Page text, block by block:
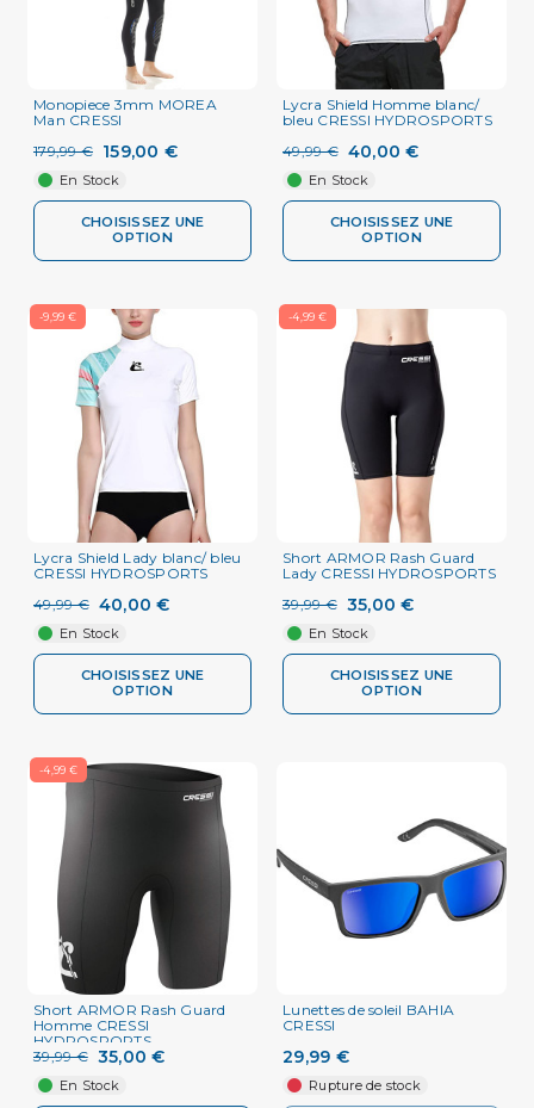
Monopiece 3mm MOREA
Man CRESSI
179,99 € 159,00 €
En Stock
CHOISISSEZ UNE
OPTION
Lycra Shield Homme blanc/
bleu CRESSI HYDROSPORTS
49,99 € 40,00 €
En Stock
CHOISISSEZ UNE
OPTION
-9,99 €
Lycra Shield Lady blanc/ bleu
CRESSI HYDROSPORTS
49,99 € 40,00 €
En Stock
CHOISISSEZ UNE
OPTION
-4,99 €
Short ARMOR Rash Guard
Lady CRESSI HYDROSPORTS
39,99 € 35,00 €
En Stock
CHOISISSEZ UNE
OPTION
-4,99 €
Short ARMOR Rash Guard
Homme CRESSI
HYDROSPORTS
39,99 € 35,00 €
En Stock
Lunettes de soleil BAHIA
CRESSI
29,99 €
Rupture de stock